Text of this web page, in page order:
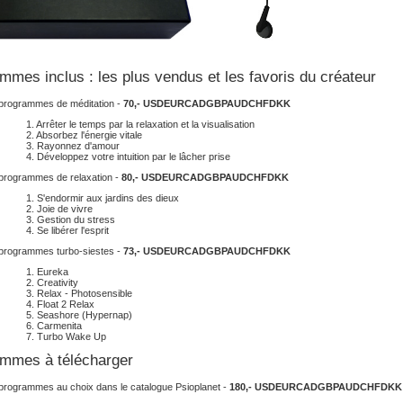
inclus : les plus vendus et les favoris du créateur
de méditation - 70,- USDEURCADGBPAUDCHFDKK
1. Arrêter le temps par la relaxation et la visualisation
2. Absorbez l'énergie vitale
3. Rayonnez d'amour
4. Développez votre intuition par le lâcher prise
de relaxation - 80,- USDEURCADGBPAUDCHFDKK
1. S'endormir aux jardins des dieux
2. Joie de vivre
3. Gestion du stress
4. Se libérer l'esprit
turbo-siestes - 73,- USDEURCADGBPAUDCHFDKK
1. Eureka
2. Creativity
3. Relax - Photosensible
4. Float 2 Relax
5. Seashore (Hypernap)
6. Carmenita
7. Turbo Wake Up
à télécharger
au choix dans le catalogue Psioplanet - 180,- USDEURCADGBPAUDCHFDKK